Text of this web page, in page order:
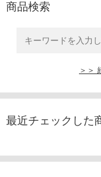
商品検索
＞＞
最近チェックした